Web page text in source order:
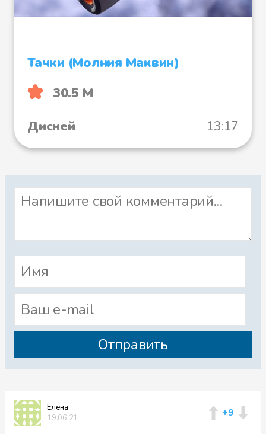
Тачки (Молния Маквин)
30.5 М
Дисней
13:17
Елена
19.06.21
+9